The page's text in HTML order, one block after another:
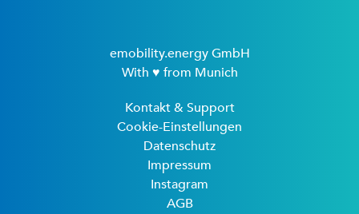
emobility.energy GmbH
With ♥ from Munich
Kontakt & Support
Cookie-Einstellungen
Datenschutz
Impressum
Instagram
AGB